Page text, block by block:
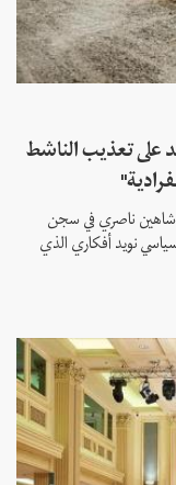
على تعذيب الناشط
شاهين ناصري في سجن
نويد أفكاري الذي